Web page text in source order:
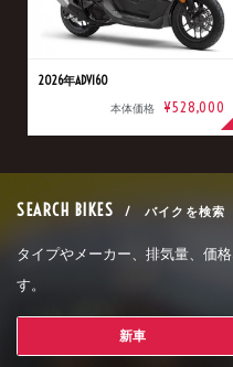
2026年ADV160
本体価格 ¥528,000
SEARCH BIKES / バイクを検索
タイプやメーカー、排気量、価
す。
新車